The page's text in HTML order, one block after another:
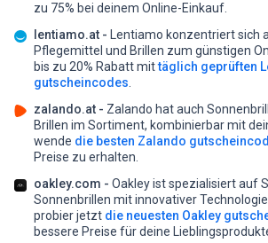
zu 75% bei deinem Online-Einkauf.
lentiamo.at - Lentiamo konzentriert sich
Pflegemittel und Brillen zum günstigen
bis zu 20% Rabatt mittäglich geprüften
gutscheincodes
zalando.at - Zalando hat auch
Brillen im Sortiment, kombinierbar mit
wende die besten Zalando
Preise zu erhalten.
oakley.com - Oakley ist spezialisiert auf
Sonnenbrillen mit innovativer
probier jetzt die neuesten Oakley
bessere Preise für deine